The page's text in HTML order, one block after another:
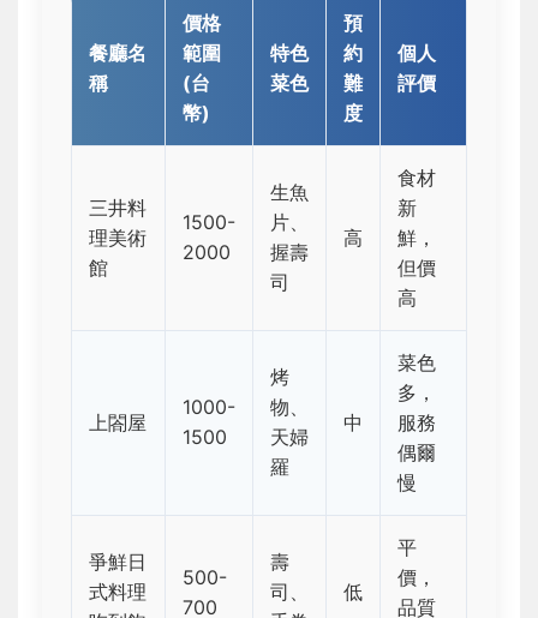
餐廳名
稱
價格
範圍
(台
幣)
特色
菜色
預
約
難
度
個人
評價
三井料
理美術
館
1500-
2000
生魚
片、
握壽
司
高
食材
新
鮮，
但價
高
上閤屋
1000-
1500
烤
物、
天婦
羅
中
菜色
多，
服務
偶爾
慢
爭鮮日
式料理
500-
700
壽
司、
低
平
價，
品質